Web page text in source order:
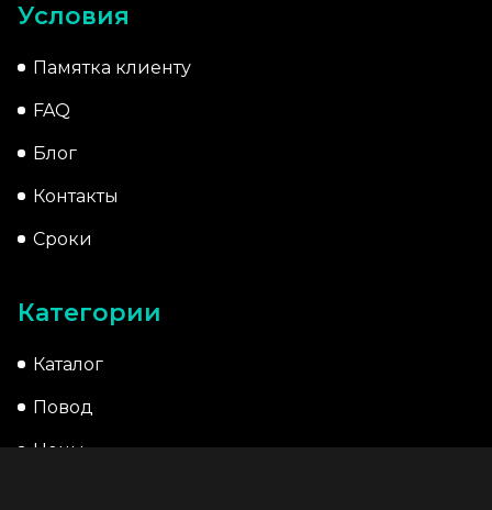
Условия
Памятка клиенту
FAQ
Блог
Контакты
Сроки
Категории
Каталог
Повод
Цены